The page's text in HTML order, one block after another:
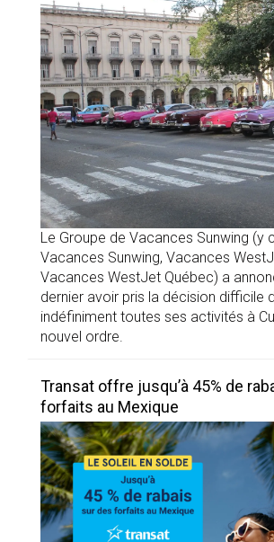
Le Groupe de Vacances Sunwing (y
Vacances Sunwing, Vacances
Vacances WestJet Québec) a
dernier avoir pris la décision difficile
indéfiniment toutes ses activités à
nouvel ordre.
Transat offre jusqu’à 45% de
forfaits au Mexique